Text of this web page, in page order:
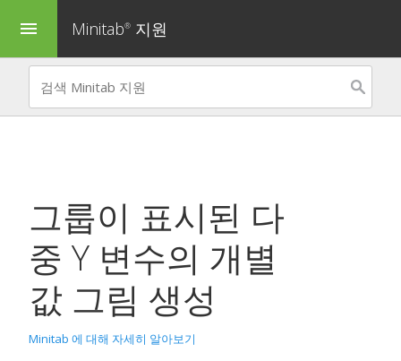
menu Minitab® 지원
그룹이 표시된 다
중 Y 변수의 개별
값 그림 생성
Minitab 에 대해 자세히 알아보기